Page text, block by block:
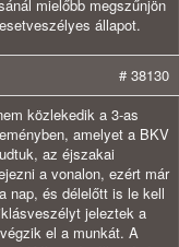
mielőbb megszűnjön
állapot.
# 38130
közlekedik a 3-as
amelyet a BKV
az éjszakai
a vonalon, ezért már
nap, és délelőtt is le kell
jeleztek a
el a munkát. A